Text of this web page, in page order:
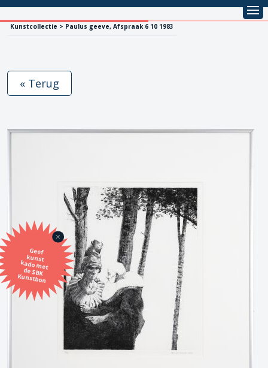
Kunstcollectie > Paulus geeve, Afspraak 6 10 1983
Geef
kunst
kado met
de SBK
Kunstbon
« Terug